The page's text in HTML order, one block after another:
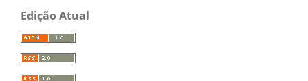
Edição Atual